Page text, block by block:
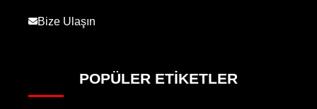
Bize Ulaşın
POPÜLER ETIKETLER